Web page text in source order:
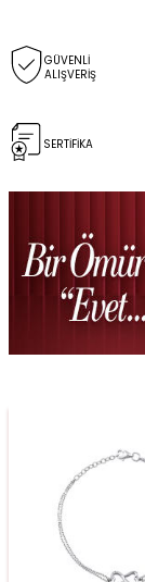
GÜVENLİ
ALIŞVERİŞ
SERTİFİKA